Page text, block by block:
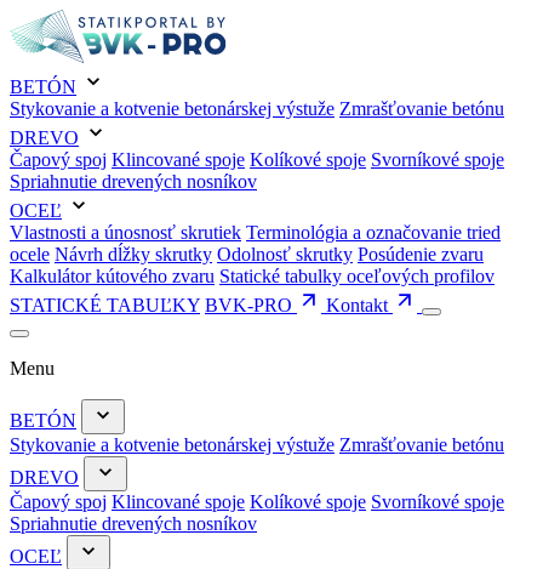
BETÓN
Stykovanie a kotvenie betonárskej výstuže Zmrašťovanie betónu
DREVO
Čapový spoj Klincované spoje Kolíkové spoje Svorníkové spoje
Spriahnutie drevených nosníkov
OCEĽ
Vlastnosti a únosnosť skrutiek Terminológia a označovanie tried
ocele Návrh dĺžky skrutky Odolnosť skrutky Posúdenie zvaru
Kalkulátor kútového zvaru Statické tabulky oceľových profilov
STATICKÉ TABUĽKY BVK-PRO Kontakt
Menu
BETÓN
Stykovanie a kotvenie betonárskej výstuže Zmrašťovanie betónu
DREVO
Čapový spoj Klincované spoje Kolíkové spoje Svorníkové spoje
Spriahnutie drevených nosníkov
OCEĽ